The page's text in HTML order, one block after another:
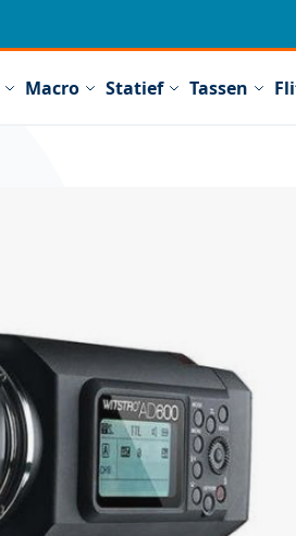
Macro Statief Tassen